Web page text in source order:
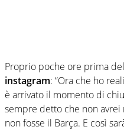
Proprio poche ore prima
instagram: “Ora che ho
è arrivato il momento di
sempre detto che non
non fosse il Barça. E così